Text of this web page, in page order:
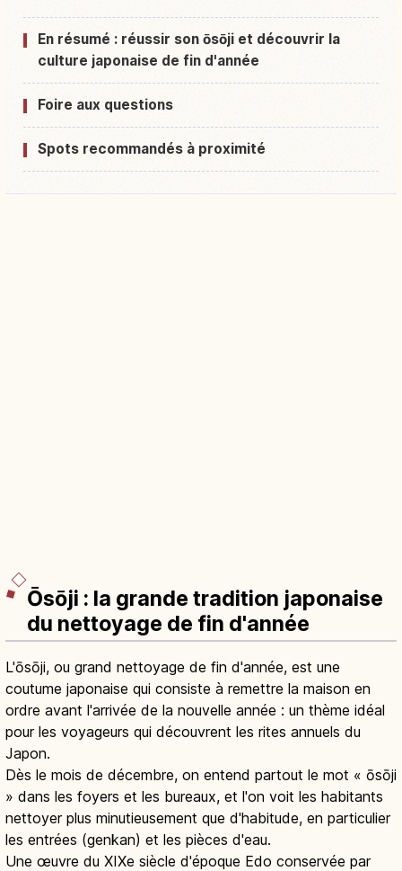
En résumé : réussir son ōsōji et découvrir la
culture japonaise de fin d'année
Foire aux questions
Spots recommandés à proximité
Ōsōji : la grande tradition japonaise
du nettoyage de fin d'année
L'ōsōji, ou grand nettoyage de fin d'année, est une
coutume japonaise qui consiste à remettre la maison en
ordre avant l'arrivée de la nouvelle année : un thème idéal
pour les voyageurs qui découvrent les rites annuels du
Japon.
Dès le mois de décembre, on entend partout le mot « ōsōji
» dans les foyers et les bureaux, et l'on voit les habitants
nettoyer plus minutieusement que d'habitude, en particulier
les entrées (genkan) et les pièces d'eau.
Une œuvre du XIXe siècle d'époque Edo conservée par